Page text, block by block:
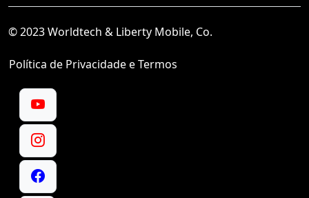
© 2023 Worldtech & Liberty Mobile, Co.
Política de Privacidade e Termos